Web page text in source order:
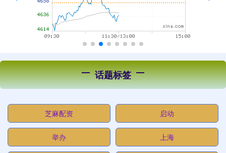
话题标签
芝麻配资 启动
举办 上海